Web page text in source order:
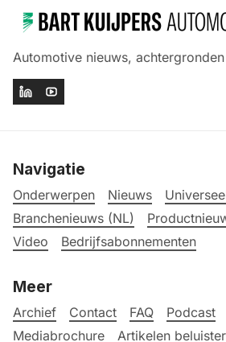
Automotive nieuws,
Navigatie
Onderwerpen Nieuws
Branchenieuws (NL)
Video
Bedrijfsabonnementen
Meer
Archief Contact FAQ Podcast
Mediabrochure
Artikelen